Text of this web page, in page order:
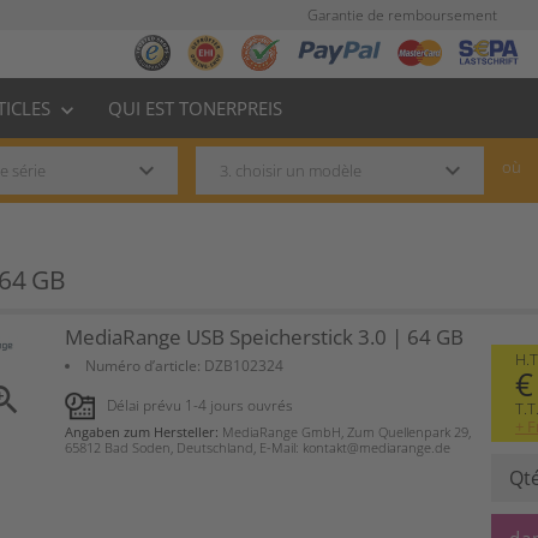
Garantie de remboursement
keyboard_arrow_down QUI EST TONERPREIS
keyboard_arrow_down keyboard_arrow_down où
GB
MediaRange USB Speicherstick 3.0 | 64 GB
Numéro d’article: DZB102324
Délai prévu 1-4 jours ouvrés
Angaben zum Hersteller: MediaRange GmbH, Zum Quellenpark 29,
65812 Bad Soden, Deutschland, E-Mail: kontakt@mediarange.de
+